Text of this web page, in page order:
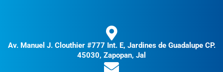
Av. Manuel J. Clouthier #777 Int. E, Jardines de Guadalupe CP.
45030, Zapopan, Jal